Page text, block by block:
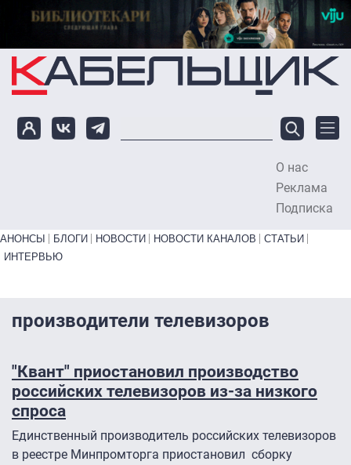
Перейти к основному содержанию
О нас
Реклама
Подписка
Primary links bottom
АНОНСЫ БЛОГИ НОВОСТИ НОВОСТИ КАНАЛОВ
СТАТЬИ
ИНТЕРВЬЮ
производители телевизоров
"Квант" приостановил производство
российских телевизоров из-за низкого
спроса
Единственный производитель российских телевизоров
в реестре Минпромторга приостановил сборку